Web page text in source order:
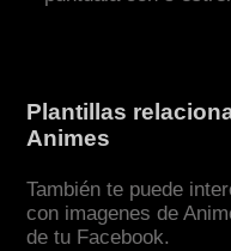
Plantillas
Animes
También te puede
con imagenes de
de tu Facebook.